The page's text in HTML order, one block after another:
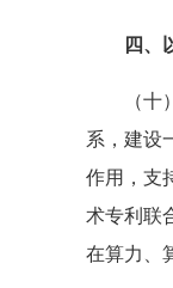
四、
（
系，建设
作用，支
术专利联
在算力、